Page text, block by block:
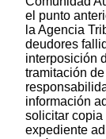
el punto
la Agencia
deudores
interposición
tramitación
información
solicitar copia
expediente